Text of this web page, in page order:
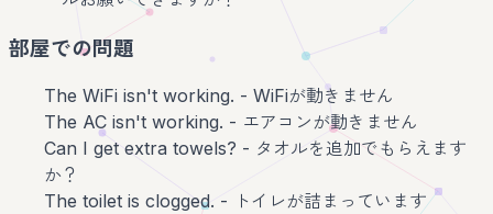
部屋での問題
The WiFi isn't working. - WiFiが動きません
The AC isn't working. - エアコンが動きません
Can I get extra towels? - タオルを追加でもらえます
か？
The toilet is clogged. - トイレが詰まっています